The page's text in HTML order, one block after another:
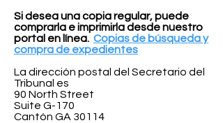
Si desea una copia regular, puede
comprarla e imprimirla desde nuestro
portal en línea. Copias de búsqueda y
compra de expedientes
La dirección postal del Secretario del
Tribunal es
90 North Street
Suite G-170
Cantón GA 30114